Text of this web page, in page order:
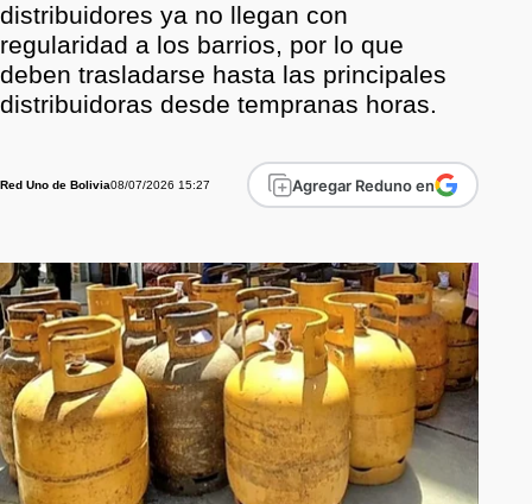
distribuidores ya no llegan con
regularidad a los barrios, por lo que
deben trasladarse hasta las principales
distribuidoras desde tempranas horas.
Red Uno de Bolivia08/07/2026 15:27 Agregar Reduno en